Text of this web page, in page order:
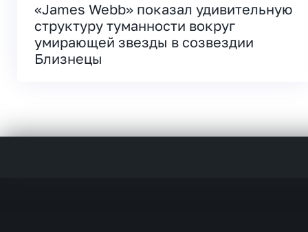
«James Webb» показал удивительную
структуру туманности вокруг
умирающей звезды в созвездии
Близнецы